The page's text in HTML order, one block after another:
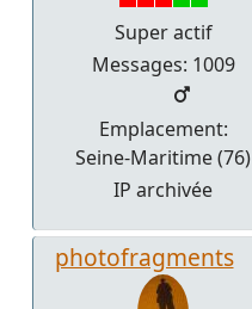
Super actif
Messages: 1009
Emplacement:
Seine-Maritime (76)
IP archivée
photofragments